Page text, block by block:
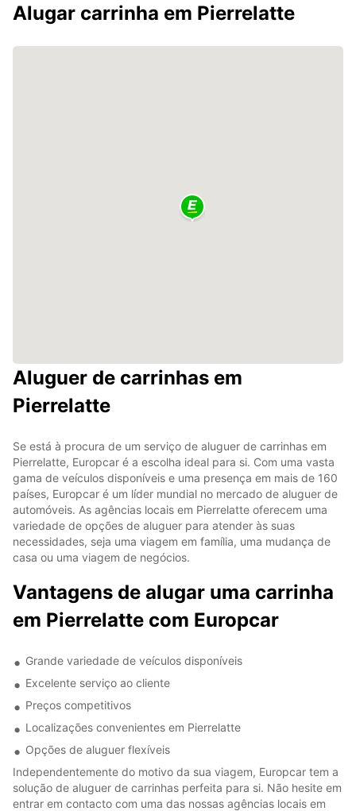
Alugar carrinha em Pierrelatte
Aluguer de carrinhas em
Pierrelatte
Se está à procura de um serviço de aluguer de carrinhas em
Pierrelatte, Europcar é a escolha ideal para si. Com uma vasta
gama de veículos disponíveis e uma presença em mais de 160
países, Europcar é um líder mundial no mercado de aluguer de
automóveis. As agências locais em Pierrelatte oferecem uma
variedade de opções de aluguer para atender às suas
necessidades, seja uma viagem em família, uma mudança de
casa ou uma viagem de negócios.
Vantagens de alugar uma carrinha
em Pierrelatte com Europcar
Grande variedade de veículos disponíveis
Excelente serviço ao cliente
Preços competitivos
Localizações convenientes em Pierrelatte
Opções de aluguer flexíveis
Independentemente do motivo da sua viagem, Europcar tem a
solução de aluguer de carrinhas perfeita para si. Não hesite em
entrar em contacto com uma das nossas agências locais em